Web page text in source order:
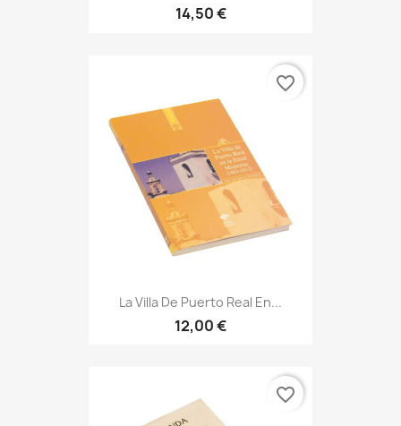
14,50 €
La Villa De Puerto Real En...
12,00 €
favorite_border
favorite_border